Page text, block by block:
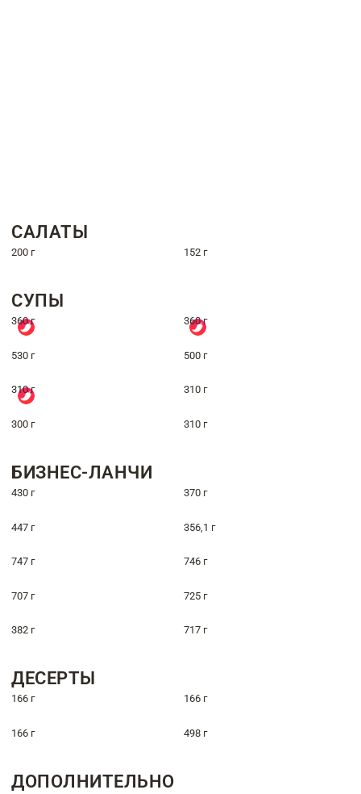
САЛАТЫ
200 г 152 г
СУПЫ
360 г 360 г
530 г 500 г
310 г 310 г
300 г 310 г
БИЗНЕС-ЛАНЧИ
430 г 370 г
447 г 356,1 г
747 г 746 г
707 г 725 г
382 г 717 г
ДЕСЕРТЫ
166 г 166 г
166 г 498 г
ДОПОЛНИТЕЛЬНО